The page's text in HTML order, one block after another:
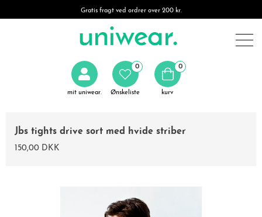
Gratis fragt ved ordrer over 200 kr.
mit uniwear. Ønskeliste
0 0
kurv
Jbs tights drive sort med hvide striber
150,00 DKK